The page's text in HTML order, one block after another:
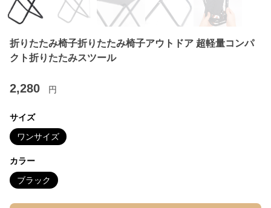
折りたたみ椅子折りたたみ椅子アウトドア 超軽量コンパ
クト折りたたみスツール
2,280 円
サイズ
ワンサイズ
カラー
ブラック